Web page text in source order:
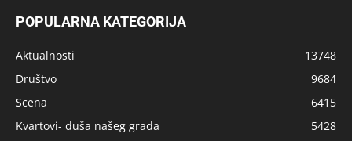
POPULARNA KATEGORIJA
Aktualnosti
13748
Društvo
9684
Scena
6415
Kvartovi- duša našeg grada
5428